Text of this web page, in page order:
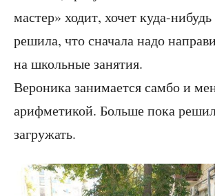
мастер» ходит, хочет куда-
решила, что сначала надо
на школьные занятия.
Вероника занимается самбо и
арифметикой. Больше пока
загружать.